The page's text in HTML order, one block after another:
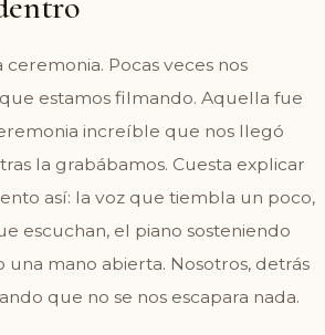
Pocas veces nos
estamos filmando. Aquella fue
increíble que nos llegó
la grabábamos. Cuesta explicar
así: la voz que tiembla un poco,
escuchan, el piano sosteniendo
una mano abierta. Nosotros, detrás
que no se nos escapara nada.